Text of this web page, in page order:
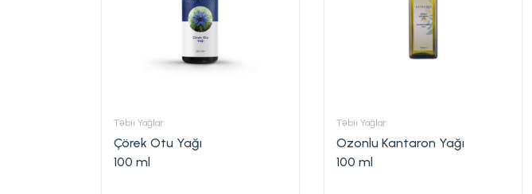
Təbii Yağlar
Çörek Otu Yağı
100 ml
Təbii Yağlar
Ozonlu Kantaron Yağı
100 ml